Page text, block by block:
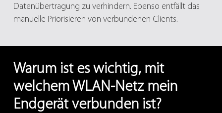
Datenübertragung zu verhindern. Ebenso entfällt das
manuelle Priorisieren von verbundenen Clients.
Warum ist es wichtig, mit
welchem WLAN-Netz mein
Endgerät verbunden ist?